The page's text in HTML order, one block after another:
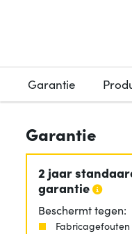
Garantie
Garantie
2 jaar
garantie
Beschermt tegen:
Fabricagefouten